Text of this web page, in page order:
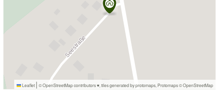
Leaflet | © OpenStreetMap contributors ♥, tiles generated by protomaps Protomaps©OpenStreetMap